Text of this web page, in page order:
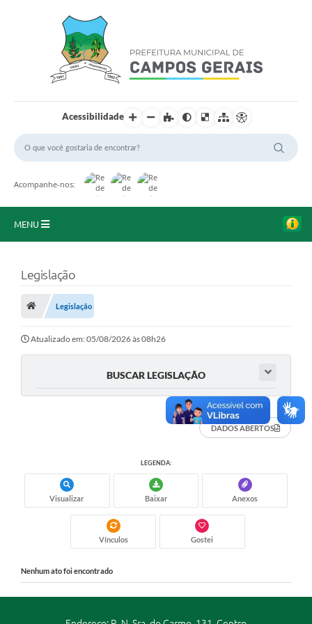
Acessibilidade
Acompanhe-nos:
MENU
O Município
A Prefeitura
Portal da Transparência
Mais
Legislação
Legislação
Atualizado em: 05/08/2026 às 08h26
BUSCAR LEGISLAÇÃO
DADOS ABERTOS
LEGENDA:
Visualizar Baixar Anexos
Vínculos Gostei
Nenhum ato foi encontrado